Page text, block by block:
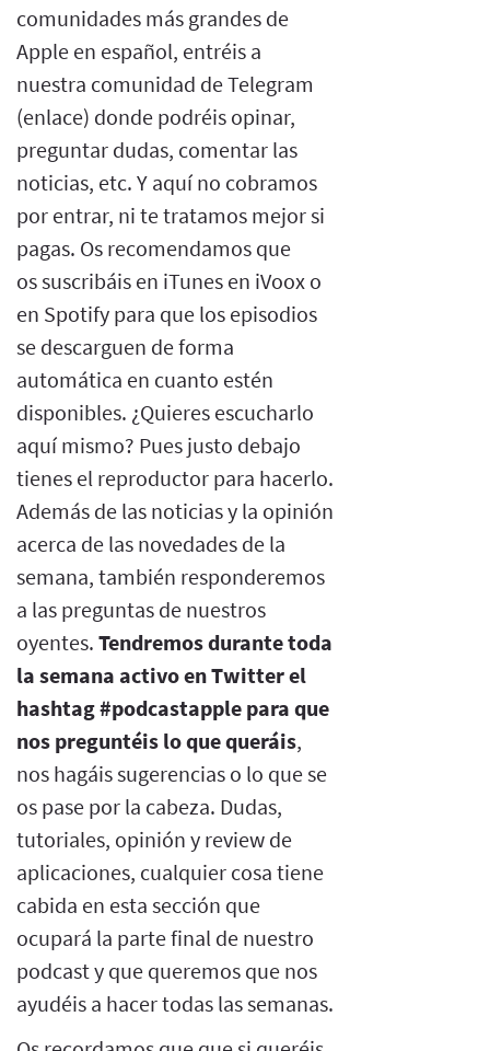
comunidades más grandes de
Apple en español, entréis a
nuestra comunidad de Telegram
(enlace) donde podréis opinar,
preguntar dudas, comentar las
noticias, etc. Y aquí no cobramos
por entrar, ni te tratamos mejor si
pagas. Os recomendamos que
os suscribáis en iTunes en iVoox o
en Spotify para que los episodios
se descarguen de forma
automática en cuanto estén
disponibles. ¿Quieres escucharlo
aquí mismo? Pues justo debajo
tienes el reproductor para hacerlo.
Además de las noticias y la opinión
acerca de las novedades de la
semana, también responderemos
a las preguntas de nuestros
oyentes. Tendremos durante toda
la semana activo en Twitter el
hashtag #podcastapple para que
nos preguntéis lo que queráis,
nos hagáis sugerencias o lo que se
os pase por la cabeza. Dudas,
tutoriales, opinión y review de
aplicaciones, cualquier cosa tiene
cabida en esta sección que
ocupará la parte final de nuestro
podcast y que queremos que nos
ayudéis a hacer todas las semanas.